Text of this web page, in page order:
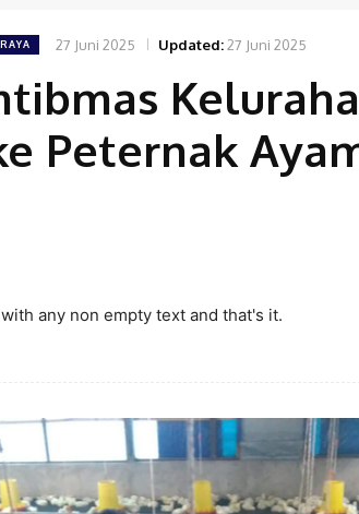
27 Juni 2025 Updated:27 Juni 2025
Peternak
any non empty text and that's it.